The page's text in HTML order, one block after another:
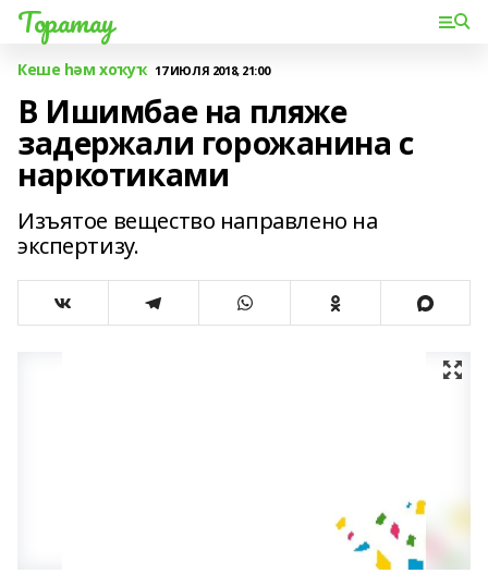
Торатау
Кеше һәм хоҡуҡ 17 ИЮЛЯ 2018, 21:00
В Ишимбае на пляже
задержали горожанина с
наркотиками
Изъятое вещество направлено на
экспертизу.